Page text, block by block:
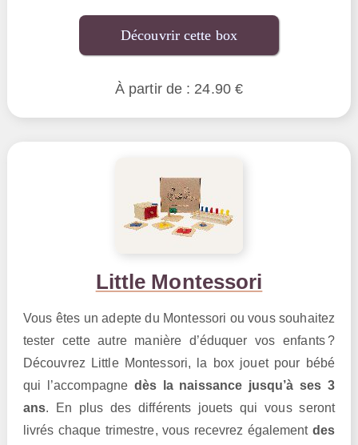
Découvrir cette box
À partir de : 24.90 €
Little Montessori
Vous êtes un adepte du Montessori ou vous souhaitez
tester cette autre manière d’éduquer vos enfants ?
Découvrez Little Montessori, la box jouet pour bébé
qui l’accompagne dès la naissance jusqu’à ses 3
ans. En plus des différents jouets qui vous seront
livrés chaque trimestre, vous recevrez également des